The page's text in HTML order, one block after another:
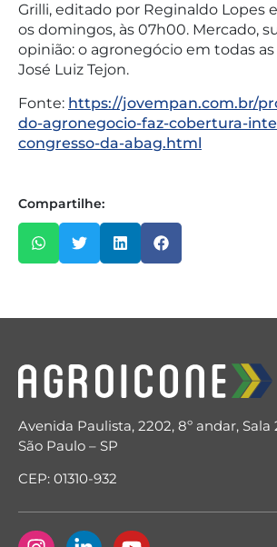
Grilli, editado por Reginaldo Lopes
os domingos, às 07h00. Mercado,
opinião: o agronegócio em todas as
José Luiz Tejon.
Fonte: https://jovempan.com.br/
do-agronegocio-faz-cobertura-
congresso-da-abag.html
Compartilhe:
Avenida Paulista, 2202, 8º andar, Sala
São Paulo – SP
CEP: 01310-932